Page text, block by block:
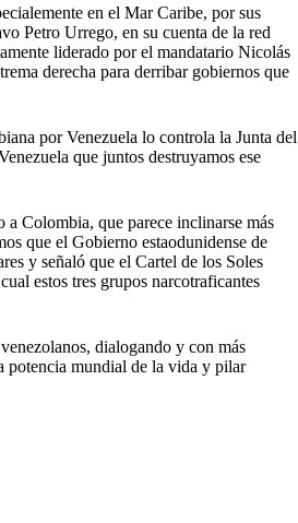
en el Mar Caribe, por sus
Petro Urrego, en su cuenta de la red
liderado por el mandatario Nicolás
derecha para derribar gobiernos que
por Venezuela lo controla la Junta del
que juntos destruyamos ese
a Colombia, que parece inclinarse más
que el Gobierno estaodunidense de
y señaló que el Cartel de los Soles
estos tres grupos narcotraficantes
dialogando y con más
potencia mundial de la vida y pilar